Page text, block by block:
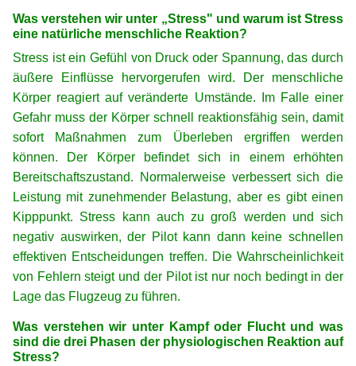
Was verstehen wir unter „Stress" und warum ist Stress
eine natürliche menschliche Reaktion?
Stress ist ein Gefühl von Druck oder Spannung, das durch
äußere Einflüsse hervorgerufen wird. Der menschliche
Körper reagiert auf veränderte Umstände. Im Falle einer
Gefahr muss der Körper schnell reaktionsfähig sein, damit
sofort Maßnahmen zum Überleben ergriffen werden
können. Der Körper befindet sich in einem erhöhten
Bereitschaftszustand. Normalerweise verbessert sich die
Leistung mit zunehmender Belastung, aber es gibt einen
Kipppunkt. Stress kann auch zu groß werden und sich
negativ auswirken, der Pilot kann dann keine schnellen
effektiven Entscheidungen treffen. Die Wahrscheinlichkeit
von Fehlern steigt und der Pilot ist nur noch bedingt in der
Lage das Flugzeug zu führen.
Was verstehen wir unter Kampf oder Flucht und was
sind die drei Phasen der physiologischen Reaktion auf
Stress?